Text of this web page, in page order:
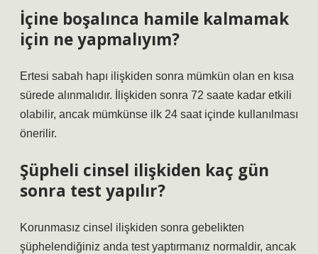
İçine boşalınca hamile kalmamak
için ne yapmalıyım?
Ertesi sabah hapı ilişkiden sonra mümkün olan en kısa
sürede alınmalıdır. İlişkiden sonra 72 saate kadar etkili
olabilir, ancak mümkünse ilk 24 saat içinde kullanılması
önerilir.
Şüpheli cinsel ilişkiden kaç gün
sonra test yapılır?
Korunmasız cinsel ilişkiden sonra gebelikten
şüphelendiğiniz anda test yaptırmanız normaldir, ancak